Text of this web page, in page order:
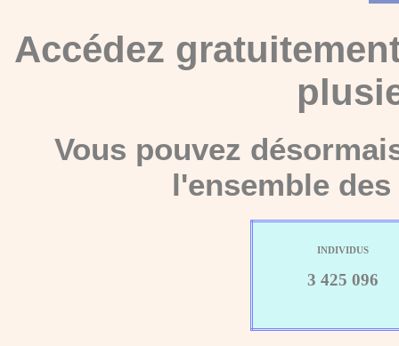
Accédez
Vous pouvez
l'ensemble
INDIVIDUS
3 425 096